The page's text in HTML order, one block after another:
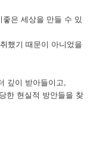
은 세상을 만들 수 있
했기 때문이 아니었을
깊이 받아들이고,
한 현실적 방안들을 찾